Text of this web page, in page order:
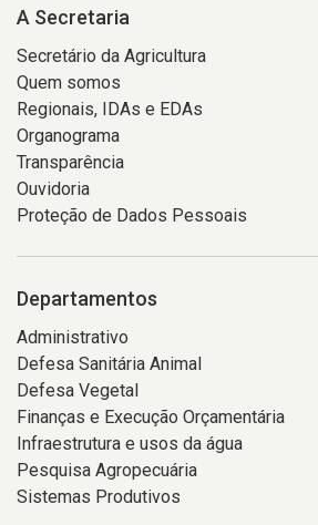
A Secretaria
Secretário da Agricultura
Quem somos
Regionais, IDAs e EDAs
Organograma
Transparência
Ouvidoria
Proteção de Dados Pessoais
Departamentos
Administrativo
Defesa Sanitária Animal
Defesa Vegetal
Finanças e Execução Orçamentária
Infraestrutura e usos da água
Pesquisa Agropecuária
Sistemas Produtivos